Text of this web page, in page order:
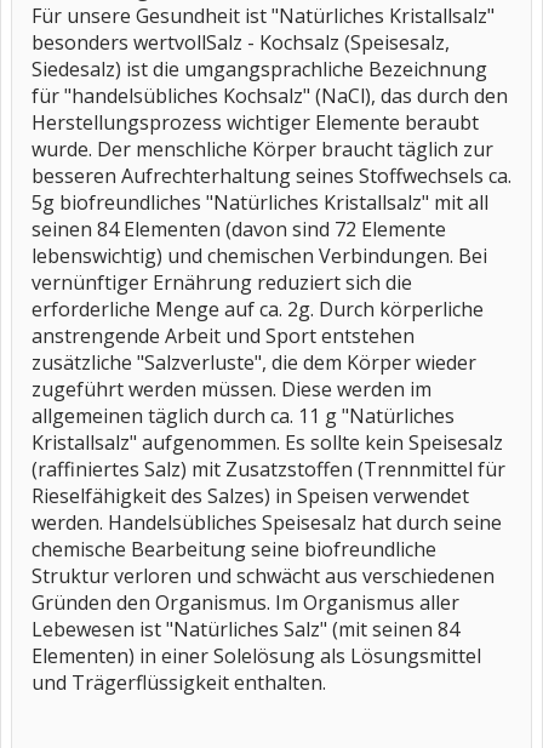
Für unsere Gesundheit ist "Natürliches Kristallsalz"
besonders wertvollSalz - Kochsalz (Speisesalz,
Siedesalz) ist die umgangsprachliche Bezeichnung
für "handelsübliches Kochsalz" (NaCl), das durch den
Herstellungsprozess wichtiger Elemente beraubt
wurde. Der menschliche Körper braucht täglich zur
besseren Aufrechterhaltung seines Stoffwechsels ca.
5g biofreundliches "Natürliches Kristallsalz" mit all
seinen 84 Elementen (davon sind 72 Elemente
lebenswichtig) und chemischen Verbindungen. Bei
vernünftiger Ernährung reduziert sich die
erforderliche Menge auf ca. 2g. Durch körperliche
anstrengende Arbeit und Sport entstehen
zusätzliche "Salzverluste", die dem Körper wieder
zugeführt werden müssen. Diese werden im
allgemeinen täglich durch ca. 11 g "Natürliches
Kristallsalz" aufgenommen. Es sollte kein Speisesalz
(raffiniertes Salz) mit Zusatzstoffen (Trennmittel für
Rieselfähigkeit des Salzes) in Speisen verwendet
werden. Handelsübliches Speisesalz hat durch seine
chemische Bearbeitung seine biofreundliche
Struktur verloren und schwächt aus verschiedenen
Gründen den Organismus. Im Organismus aller
Lebewesen ist "Natürliches Salz" (mit seinen 84
Elementen) in einer Solelösung als Lösungsmittel
und Trägerflüssigkeit enthalten.